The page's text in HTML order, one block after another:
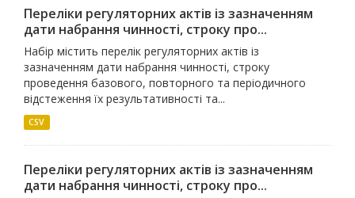
Переліки регуляторних актів із зазначенням
дати набрання чинності, строку про...
Набір містить перелік регуляторних актів із
зазначенням дати набрання чинності, строку
проведення базового, повторного та періодичного
відстеження їх результативності та...
CSV
Переліки регуляторних актів із зазначенням
дати набрання чинності, строку про...